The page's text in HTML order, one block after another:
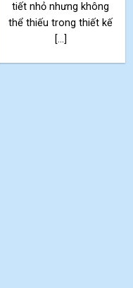
tiết nhỏ nhưng không
thể thiếu trong thiết kế
[...]